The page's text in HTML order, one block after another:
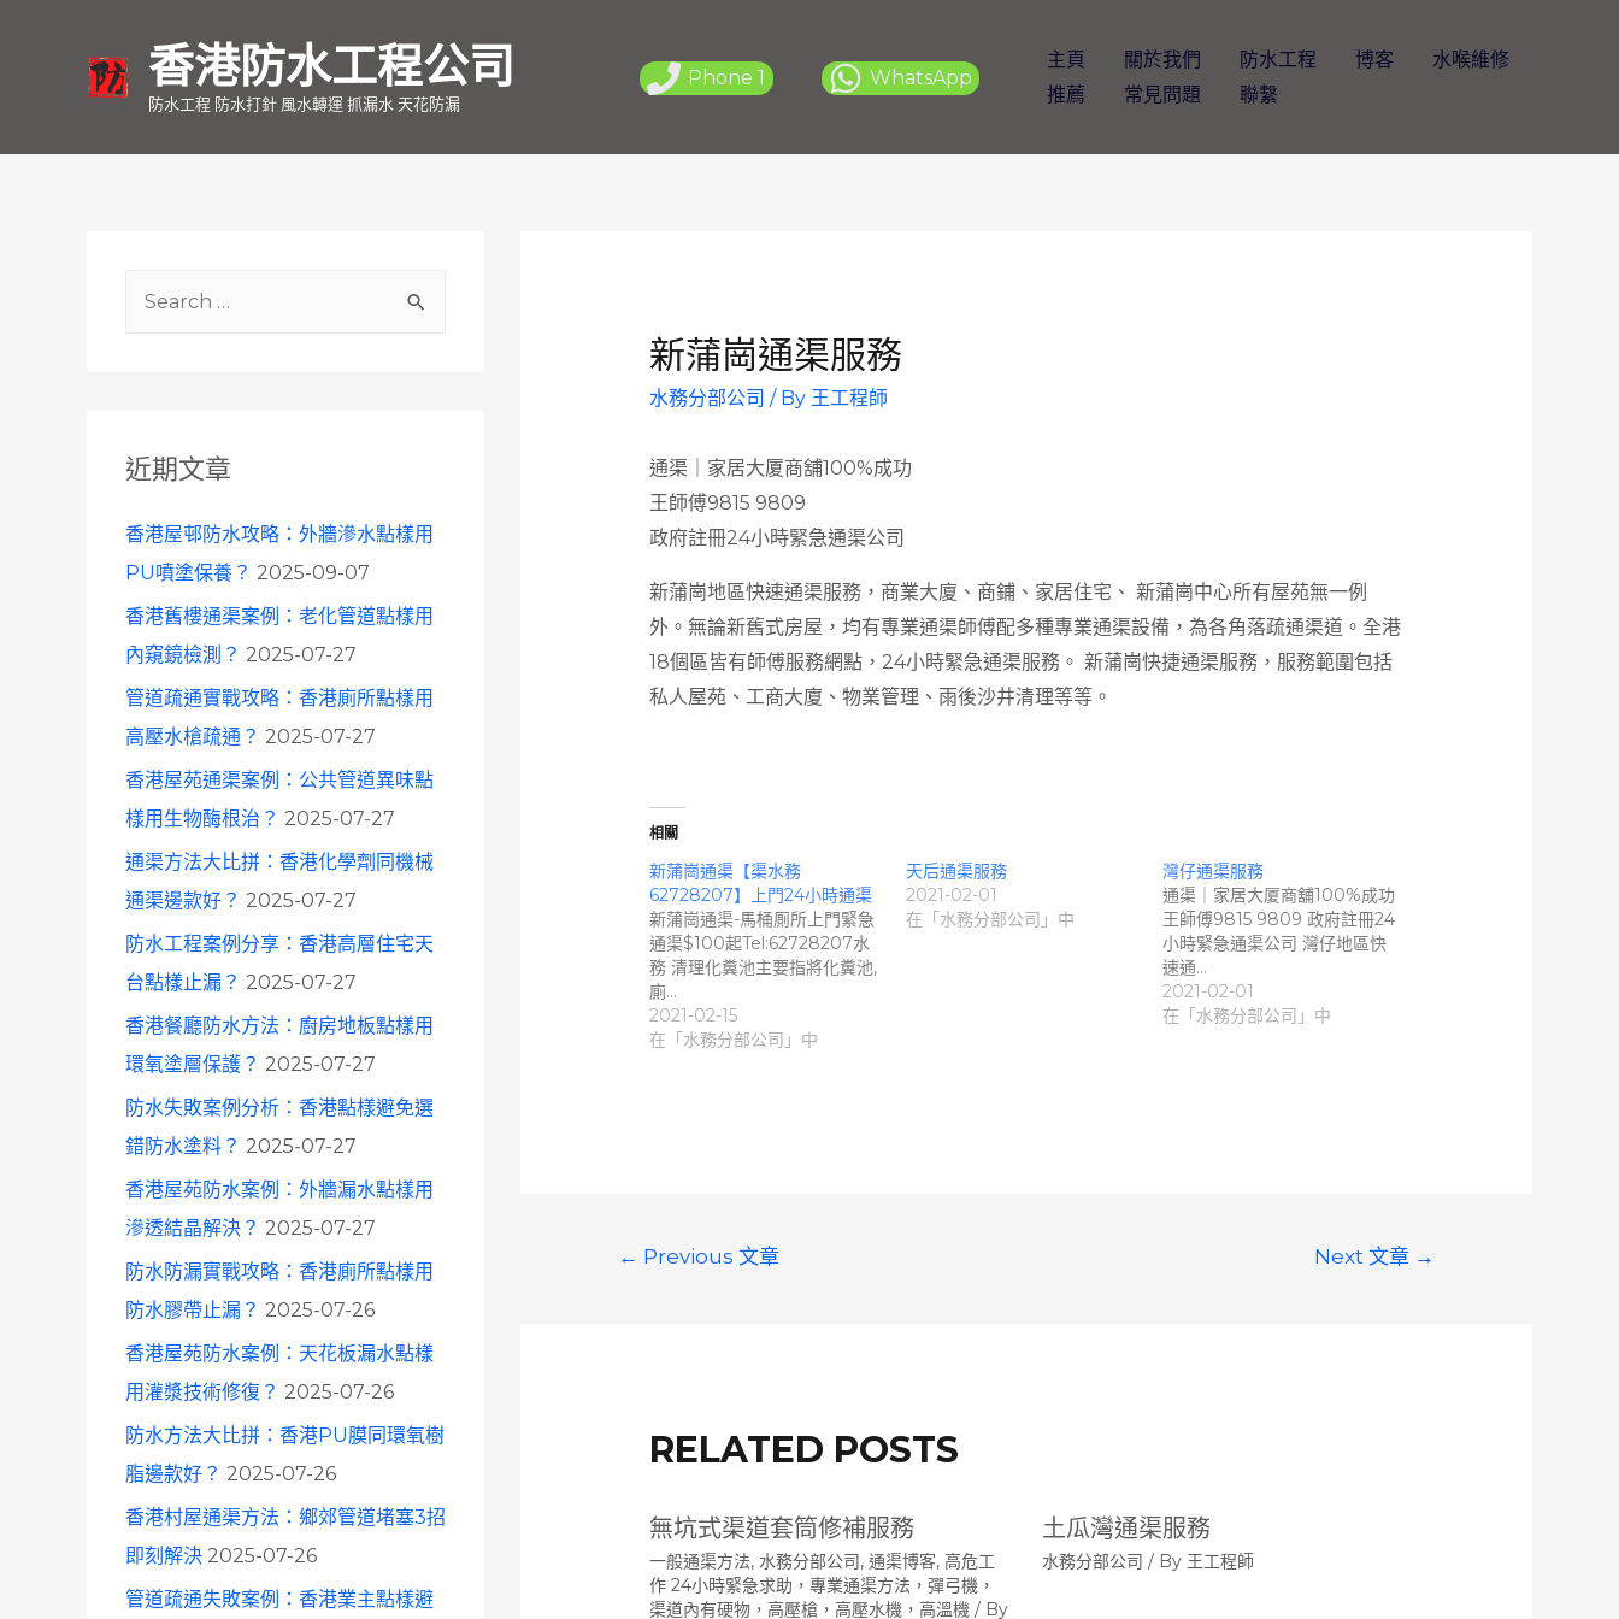
香港防水工程公司
防水工程 防水打針 風水轉運 抓漏水 天花防漏
Phone 1 WhatsApp
主頁 關於我們 防水工程 博客
水喉維修
推薦
常見問題 聯繫
h
近期文章
香港屋邨防水攻略：外牆滲水點樣用
PU噴塗保養？ 2025-09-07
香港舊樓通渠案例：老化管道點樣用
內窺鏡檢測？ 2025-07-27
管道疏通實戰攻略：香港廁所點樣用
高壓水槍疏通？ 2025-07-27
香港屋苑通渠案例：公共管道異味點
樣用生物酶根治？ 2025-07-27
通渠方法大比拼：香港化學劑同機械
通渠邊款好？ 2025-07-27
防水工程案例分享：香港高層住宅天
台點樣止漏？ 2025-07-27
香港餐廳防水方法：廚房地板點樣用
環氧塗層保護？ 2025-07-27
防水失敗案例分析：香港點樣避免選
錯防水塗料？ 2025-07-27
香港屋苑防水案例：外牆漏水點樣用
滲透結晶解決？ 2025-07-27
防水防漏實戰攻略：香港廁所點樣用
防水膠帶止漏？ 2025-07-26
香港屋苑防水案例：天花板漏水點樣
用灌漿技術修復？ 2025-07-26
防水方法大比拼：香港PU膜同環氧樹
脂邊款好？ 2025-07-26
香港村屋通渠方法：鄉郊管道堵塞3招
即刻解決 2025-07-26
管道疏通失敗案例：香港業主點樣避
新蒲崗通渠服務
水務分部公司 / By 王工程師
通渠｜家居大厦商舖100%成功
王師傅9815 9809
政府註冊24小時緊急通渠公司
新蒲崗地區快速通渠服務， 商業大廈、商鋪、家居住宅、 新蒲崗中心所有屋苑無一例
外。無論新舊式房屋，均有專業通渠師傅配多種專業通渠設備，為各角落疏通渠道。全港
18個區皆有師傅服務網點，24小時緊急通渠服務。 新蒲崗快捷通渠服務，服務範圍包括
私人屋苑、工商大廈、物業管理、雨後沙井清理等等。
相關
新蒲崗通渠【渠水務
62728207】上門24小時通渠
新蒲崗通渠-馬桶厠所上門緊急
通渠$100起Tel:62728207水
務 清理化糞池主要指將化糞池,
廁…
2021-02-15
在「水務分部公司」中
天后通渠服務
2021-02-01
在「水務分部公司」中
灣仔通渠服務
通渠｜家居大厦商舖100%成功
王師傅9815 9809 政府註冊24
小時緊急通渠公司 灣仔地區快
速通…
2021-02-01
在「水務分部公司」中
← Previous 文章 Next 文章 →
RELATED POSTS
無坑式渠道套筒修補服務
一般通渠方法, 水務分部公司, 通渠博客, 高危工
作 24小時緊急求助，專業通渠方法，彈弓機，
渠道內有硬物，高壓槍，高壓水機，高溫機/ By
土瓜灣通渠服務
水務分部公司 / By 王工程師